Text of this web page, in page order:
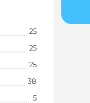
25
25
25
38
5